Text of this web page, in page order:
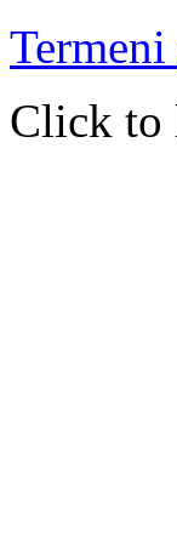
Click to